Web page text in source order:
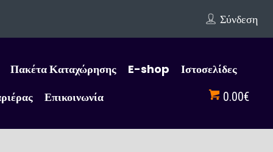
Σύνδεση
Πακέτα Καταχώρησης E-shop
Ιστοσελίδες
Επικοινωνία 0.00€